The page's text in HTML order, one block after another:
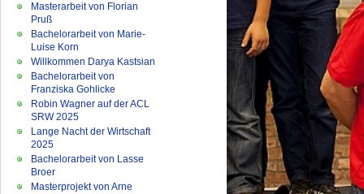
Masterarbeit von Florian
Pruß
Bachelorarbeit von Marie-
Luise Korn
Willkommen Darya Kastsian
Bachelorarbeit von
Franziska Gohlicke
Robin Wagner auf der ACL
SRW 2025
Lange Nacht der Wirtschaft
2025
Bachelorarbeit von Lasse
Broer
Masterprojekt von Arne